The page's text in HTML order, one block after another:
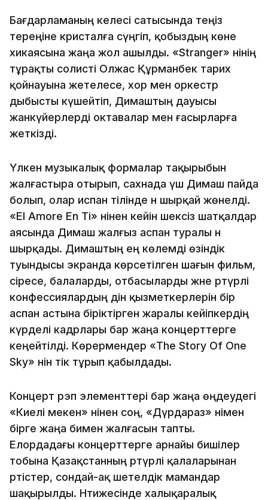
Бағдарламаның келесі сатысында теңіз
тереңіне кристалға сүңгіп, қобыздың көне
хикаясына жаңа жол ашылды. «Stranger» әнінің
тұрақты солисті Олжас Құрманбек тарих
қойнауына жетелесе, хор мен оркестр
дыбысты күшейтіп, Димаштың дауысы
жанкүйерлерді октавалар мен ғасырларға
жеткізді.
Үлкен музыкалық формалар тақырыбын
жалғастыра отырып, сахнада үш Димаш пайда
болып, олар испан тілінде ән шырқай жөнелді.
«El Amore En Ti» әнінен кейін шексіз шатқалдар
аясында Димаш жалғыз аспан туралы ән
шырқады. Димаштың ең көлемді өзіндік
туындысы экранда көрсетілген шағын фильм,
әсіресе, балаларды, отбасыларды және әртүрлі
конфессиялардың дін қызметкерлерін бір
аспан астына біріктірген жаралы кейіпкердің
күрделі кадрлары бар жаңа концерттерге
кеңейтілді. Көрермендер «The Story Of One
Sky» әнін тік тұрып қабылдады.
Концерт рэп элементтері бар жаңа өңдеудегі
«Киелі мекен» әнінен соң, «Дүрдараз» әнімен
бірге жаңа бимен жалғасын тапты.
Елордадағы концерттерге арнайы бишілер
тобына Қазақстанның әртүрлі қалаларынан
әртістер, сондай-ақ шетелдік мамандар
шақырылды. Нәтижесінде халықаралық